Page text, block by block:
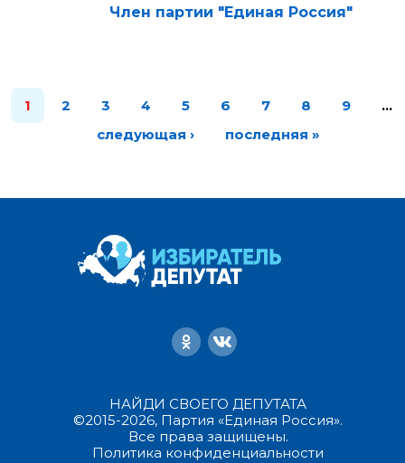
Член партии "Единая Россия"
1 2 3 4 5 6 7 8 9
…
следующая ›
последняя »
НАЙДИ СВОЕГО ДЕПУТАТА
©2015-2026, Партия «Единая Россия».
Все права защищены.
Политика конфиденциальности